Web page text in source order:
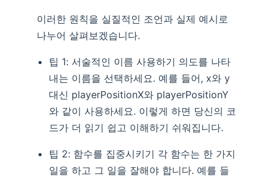
이러한 원칙을 실질적인 조언과 실제 예시로
나누어 살펴보겠습니다.
팁 1: 서술적인 이름 사용하기 의도를 나타
내는 이름을 선택하세요. 예를 들어, x와 y
대신 playerPositionX와 playerPositionY
와 같이 사용하세요. 이렇게 하면 당신의 코
드가 더 읽기 쉽고 이해하기 쉬워집니다.
팁 2: 함수를 집중시키기 각 함수는 한 가지
일을 하고 그 일을 잘해야 합니다. 예를 들